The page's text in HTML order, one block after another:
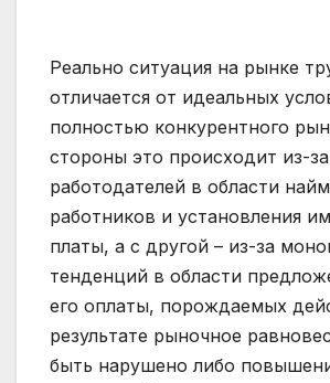
Реально ситуация на рынке
отличается от идеальных
полностью конкурентного
стороны это происходит из-
работодателей в области
работников и установления
платы, а с другой – из-за
тенденций в области
его оплаты, порождаемых
результате рыночное
быть нарушено либо